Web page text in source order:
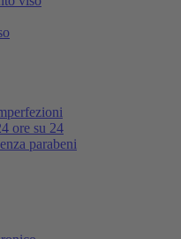
ore su 24
parabeni